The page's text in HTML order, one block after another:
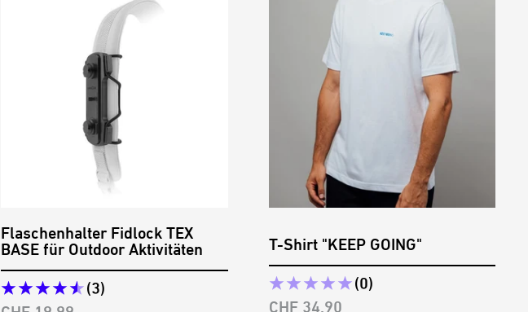
Flaschenhalter Fidlock TEX
BASE für Outdoor Aktivitäten
(3)
T-Shirt "KEEP GOING"
(0)
Angebotspreis
CHF 34.90